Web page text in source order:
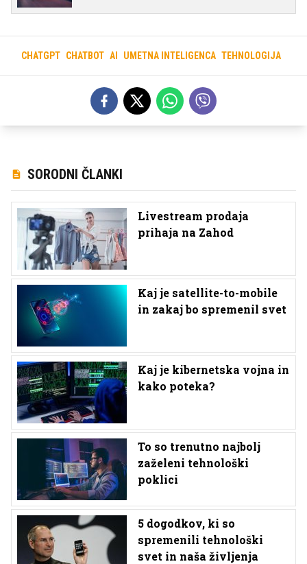
CHATGPT CHATBOT AI UMETNA INTELIGENCA TEHNOLOGIJA
SORODNI ČLANKI
Livestream prodaja
prihaja na Zahod
Kaj je satellite-to-mobile
in zakaj bo spremenil svet
Kaj je kibernetska vojna in
kako poteka?
To so trenutno najbolj
zaželeni tehnološki
poklici
5 dogodkov, ki so
spremenili tehnološki
svet in naša življenja